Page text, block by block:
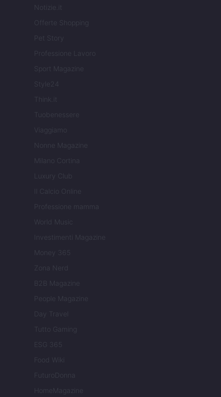
Notizie.it
Offerte Shopping
Pet Story
Professione Lavoro
Sport Magazine
Style24
Think.it
Tuobenessere
Viaggiamo
Nonne Magazine
Milano Cortina
Luxury Club
Il Calcio Online
Professione mamma
World Music
Investimenti Magazine
Money 365
Zona Nerd
B2B Magazine
People Magazine
Day Travel
Tutto Gaming
ESG 365
Food Wiki
FuturoDonna
HomeMagazine